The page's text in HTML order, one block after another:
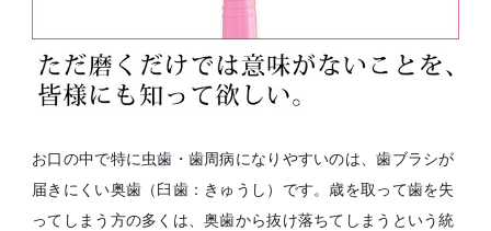
お口の中で特に虫歯・歯周病になりやすいのは、歯ブラシが
届きにくい奥歯（臼歯：きゅうし）です。歳を取って歯を失
ってしまう方の多くは、奥歯から抜け落ちてしまうという統